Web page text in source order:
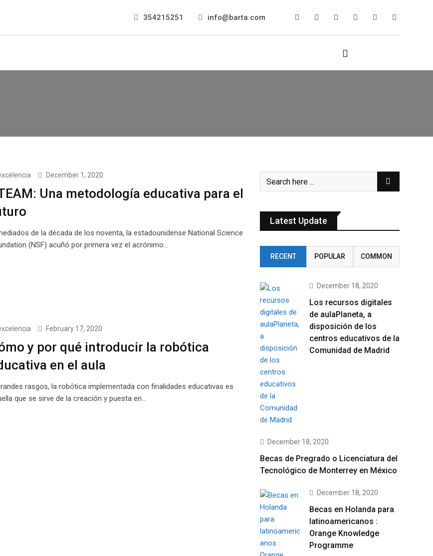
354215251 info@barta.com
December 1, 2020
Una metodología educativa para el
de la década de los noventa, la estadounidense National Science
(NSF) acuñó por primera vez el acrónimo…
February 17, 2020
y por qué introducir la robótica
en el aula
rasgos, la robótica implementada con finalidades educativas es
que se sirve de la creación y puesta en…
Latest Update
RECENT POPULAR COMMON
December 18, 2020
Los recursos digitales
de aulaPlaneta, a
disposición de los
centros educativos de la
Comunidad de Madrid
December 18, 2020
Becas de Pregrado o Licenciatura del
Tecnológico de Monterrey en México
December 18, 2020
Becas en Holanda para
latinoamericanos :
Orange Knowledge
Programme